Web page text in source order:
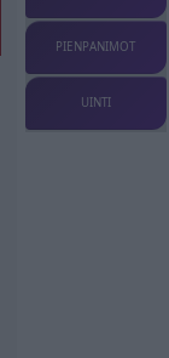
PIENPANIMOT
UINTI